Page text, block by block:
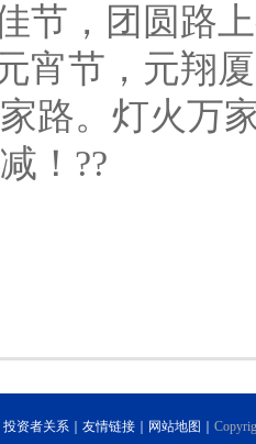
节，团圆路
宵节，元翔
路。灯火万
！??
投资者关系｜ 友情链接｜ 网站地图